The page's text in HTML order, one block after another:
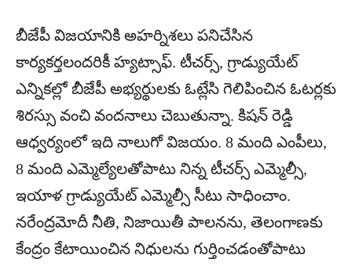
బీజేపీ విజయానికి అహర్నిశలు పనిచేసిన
కార్యకర్తలందరికీ హ్యట్సాఫ్. టీచర్స్, గ్రాడ్యుయేట్
ఎన్నికల్లో బీజేపీ అభ్యర్థులకు ఓట్లేసి గెలిపించిన ఓటర్లకు
శిరస్సు వంచి వందనాలు చెబుతున్నా. కిషన్ రెడ్డి
ఆధ్వర్యంలో ఇది నాలుగో విజయం. 8 మంది ఎంపీలు,
8 మంది ఎమ్మెల్యేలతోపాటు నిన్న టీచర్స్ ఎమ్మెల్సీ,
ఇయాళ గ్రాడ్యుయేట్ ఎమ్మెల్సీ సీటు సాధించాం.
నరేంద్రమోదీ నీతి, నిజాయితీ పాలనను, తెలంగాణకు
కేంద్రం కేటాయించిన నిధులను గుర్తించడంతోపాటు